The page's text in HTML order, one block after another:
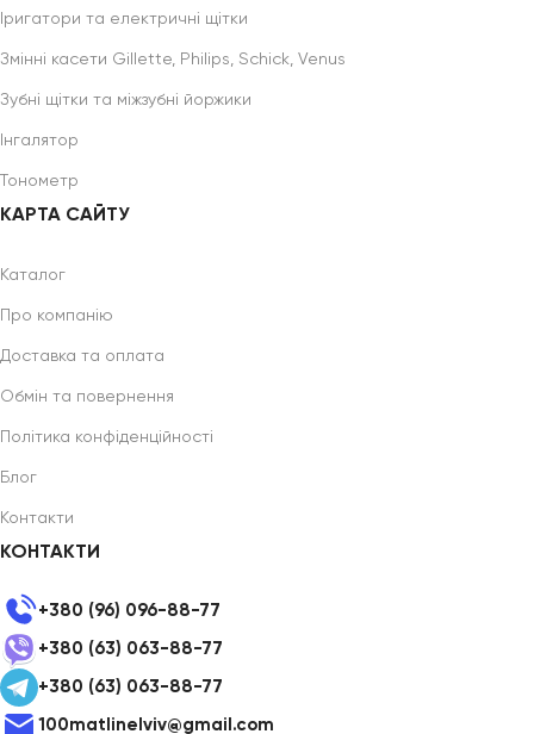
Іригатори та електричні щітки
Змінні касети Gillette, Philips, Schick, Venus
Зубні щітки та міжзубні йоржики
Інгалятор
Тонометр
КАРТА САЙТУ
Каталог
Про компанію
Доставка та оплата
Обмін та повернення
Політика конфіденційності
Блог
Контакти
КОНТАКТИ
+380 (96) 096-88-77
+380 (63) 063-88-77
+380 (63) 063-88-77
100matlinelviv@gmail.com